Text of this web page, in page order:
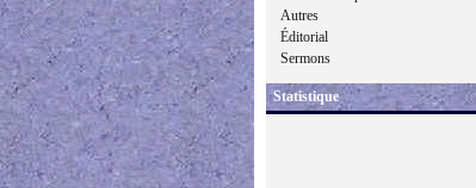
Autres
Éditorial
Sermons
Statistique